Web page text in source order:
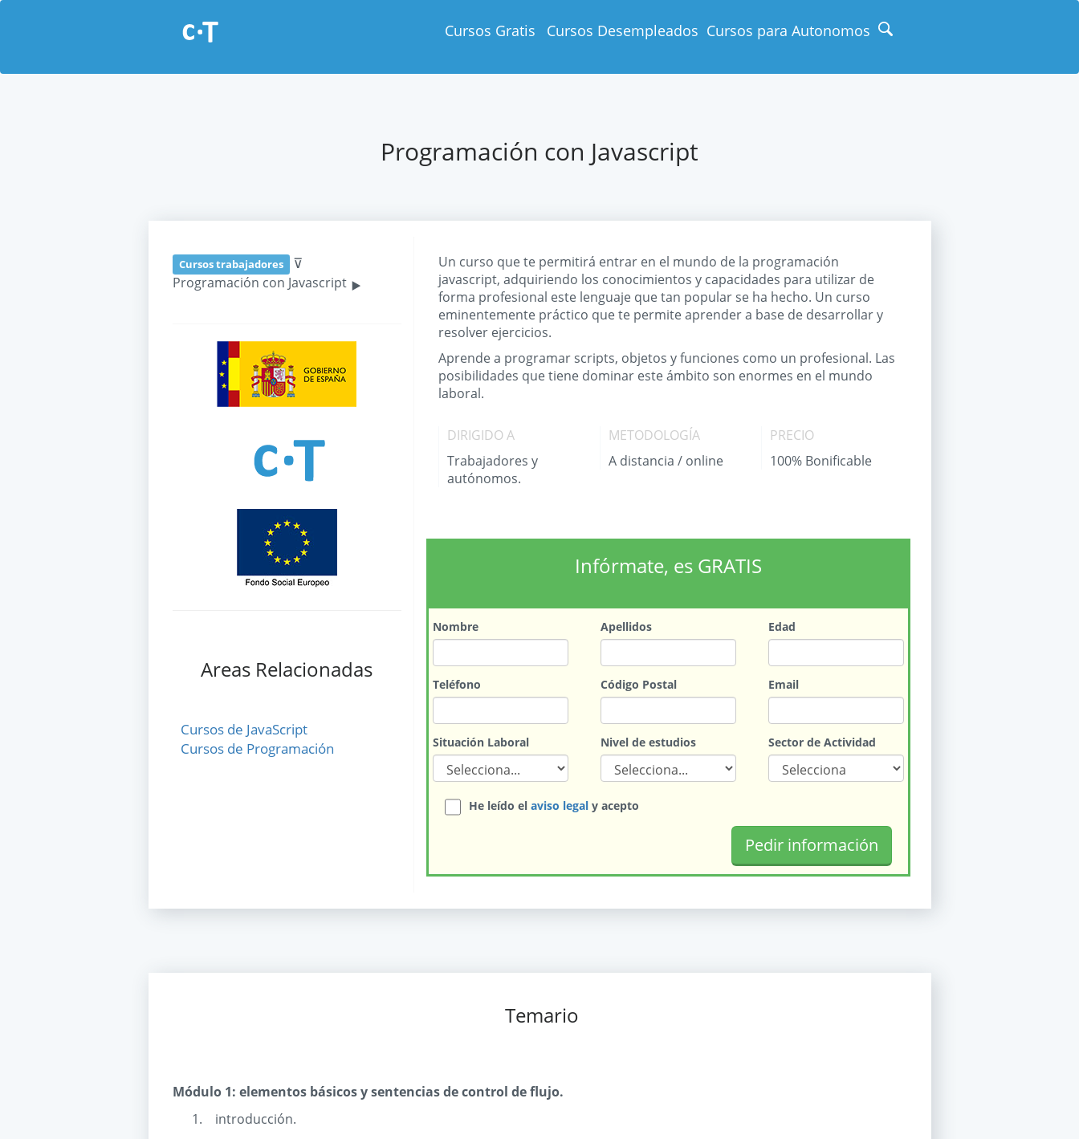
Cursos Gratis Cursos Desempleados Cursos para Autonomos
Programación con Javascript
Un curso que te permitirá entrar en el mundo de la programación
javascript, adquiriendo los conocimientos y capacidades para utilizar de
forma profesional este lenguaje que tan popular se ha hecho. Un curso
eminentemente práctico que te permite aprender a base de desarrollar y
resolver ejercicios.
Aprende a programar scripts, objetos y funciones como un profesional. Las
posibilidades que tiene dominar este ámbito son enormes en el mundo
laboral.
DIRIGIDO A
Trabajadores y
autónomos.
METODOLOGÍA
A distancia / online
PRECIO
100% Bonificable
Infórmate, es GRATIS
Nombre Apellidos Edad
Teléfono Código Postal Email
Situación Laboral Nivel de estudios Sector de Actividad
He leído elaviso legal y acepto
Cursos trabajadores ⊽
Programación con Javascript ‣
Areas Relacionadas
Cursos de JavaScript
Cursos de Programación
Temario
Módulo 1: elementos básicos y sentencias de control de flujo.
1.
introducción.